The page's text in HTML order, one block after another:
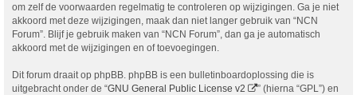
om zelf de voorwaarden regelmatig te controleren op wijzigingen. Ga je niet
akkoord met deze wijzigingen, maak dan niet langer gebruik van “NCN
Forum”. Blijf je gebruik maken van “NCN Forum”, dan ga je automatisch
akkoord met de wijzigingen en of toevoegingen.
Dit forum draait op phpBB. phpBB is een bulletinboardoplossing die is
uitgebracht onder de “GNU General Public License v2
” (hierna “GPL”) en